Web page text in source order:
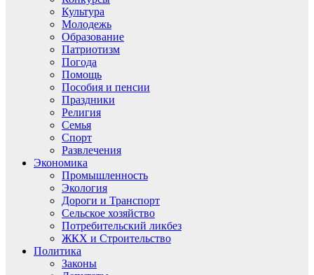
Культура
Молодежь
Образование
Патриотизм
Погода
Помощь
Пособия и пенсии
Праздники
Религия
Семья
Спорт
Развлечения
Экономика
Промышленность
Экология
Дороги и Транспорт
Сельское хозяйство
Потребительский ликбез
ЖКХ и Строительство
Политика
Законы